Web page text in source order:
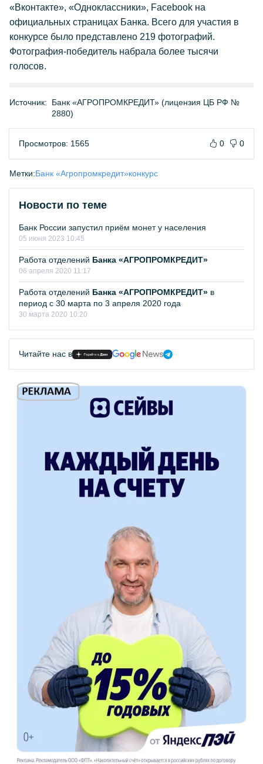
«Вконтакте», «Одноклассники», Facebook на
официальных страницах Банка. Всего для участия в
конкурсе было представлено 219 фотографий.
Фотография-победитель набрала более тысячи
голосов.
Источник:
Банк «АГРОПРОМКРЕДИТ» (лицензия ЦБ РФ №
2880)
Просмотров: 1565 0 0
Метки:Банк «Агропромкредит»конкурс
Новости по теме
Банк России запустил приём монет у населения
05 июня 2023 10:45
Работа отделений Банка «АГРОПРОМКРЕДИТ»
06 апреля 2020 11:17
Работа отделений Банка «АГРОПРОМКРЕДИТ» в
период с 30 марта по 3 апреля 2020 года
30 марта 2020 10:20
Читайте нас в